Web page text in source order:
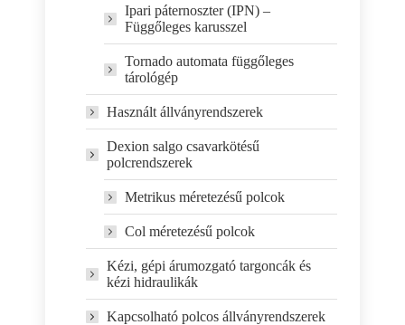
Ipari páternoszter (IPN) –
Függőleges karusszel
Tornado automata függőleges
tárológép
Használt állványrendszerek
Dexion salgo csavarkötésű
polcrendszerek
Metrikus méretezésű polcok
Col méretezésű polcok
Kézi, gépi árumozgató targoncák és
kézi hidraulikák
Kapcsolható polcos állványrendszerek